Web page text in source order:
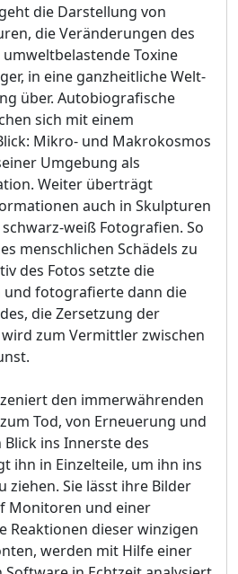
die Darstellung von
die Veränderungen des
Toxine
in eine ganzheitliche Welt-
über. Autobiografische
sich mit einem
Mikro- und Makrokosmos
Umgebung als
Weiter überträgt
auch in Skulpturen
weiß Fotografien. So
menschlichen Schädels zu
des Fotos setzte die
und fotografierte dann die
die Zersetzung der
zum Vermittler zwischen
den immerwährenden
Tod, von Erneuerung und
ins Innerste des
ihn in Einzelteile, um ihn ins
ziehen. Sie lässt ihre Bilder
Monitoren und einer
Reaktionen dieser winzigen
werden mit Hilfe einer